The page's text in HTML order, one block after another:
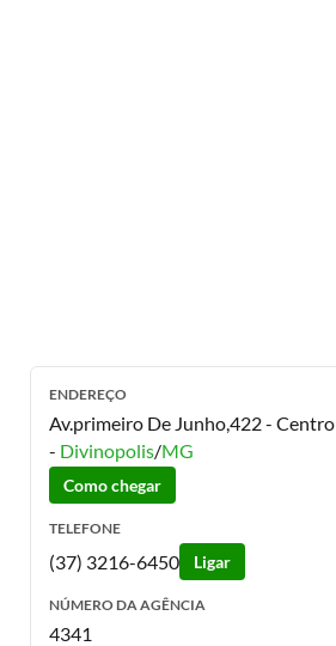
ENDEREÇO
Av.primeiro De Junho,422 - Centro
- Divinopolis/MG
Como chegar
TELEFONE
(37) 3216-6450 Ligar
NÚMERO DA AGÊNCIA
4341